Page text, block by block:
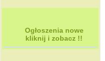
Ogłoszenia nowe
kliknij i zobacz !!